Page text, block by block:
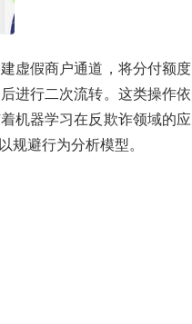
虚假商户通道，将分付额度
进行二次流转。这类操作依
机器学习在反欺诈领域的应
规避行为分析模型。